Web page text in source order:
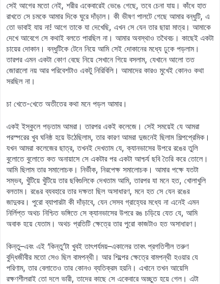
সেই আগের মতো নেই, শরীর একেবারেই ভেঙে গেছে, তবে চেনা যায়। কাঁধে হাত
রাখতে সে চমকে আমার দিকে ঘুরে দাঁড়াল। কী ভীষণ পালটে গেছে আমার বন্ধুটি, এ
তো ভাবাই যায় না! আগে তাকে যা দেখেছি, এখন সে যেন তার ছায়া মাত্র। আমাকে
দেখে আবেগে সে কথাই বলতে পারছিল না। আমার অবস্থাও তথৈবচ। কাছেই একটা
চায়ের দোকান। বন্ধুটিকে টেনে নিয়ে আমি সেই দোকানের মধ্যে ঢুকে পড়লাম।
তারপর এমন একটা কোণ বেছে নিয়ে সেখানে গিয়ে বসলাম, যেখানে আলো তত
জোরালো নয় আর পরিবেশটাও একটু নিরিবিলি। আমাদের কারও মুখেই কোনও কথা
সরছিল না।
চা খেতে-খেতে অতীতের কথা মনে পড়ল আমার।
একই ইস্কুলে পড়তাম আমরা। তারপর একই কলেজে। সেই সময়েই যে আমরা
পরস্পরের খুব ঘনিষ্ঠ হয়ে উঠেছিলাম, তার কারণ আমরা দুজনেই ছিলাম শিল্পপ্রেমিক।
যখন আমরা কলেজের ছাত্র, তখনই দেখতাম যে, ক্যানভাসের উপরে রঙের তুলি
বুলোতে বুলোতে কত অনায়াসে সে একটার পর একটা আশ্চর্য ছবি তৈরি করে তোলে।
আমি ছিলাম তার সমালোচক। নির্ভীক, নিরপেক্ষ সমালোচক। আমার পক্ষে যতটা
সম্ভব, খুঁটিয়ে খুঁটিয়ে তার ছবিগুলিকে দেখতাম আমি, তারপর যা মনে হত, খোলাখুলি
বলতাম। রঙের ব্যবহারে তার দক্ষতা ছিল অসাধারণ, মনে হত সে যেন রঙের
জাদুকর। পুরো ব্যাপারটা কী দাঁড়াবে, যেন সেসব গ্রাহ্যের মধ্যে না এনেই এমন
নির্লিপ্ত অথচ নিশ্চিত ভঙ্গিতে সে ক্যানভাসের উপরে রঙ চড়িয়ে যেত যে, আমি
অবাক হয়ে যেতাম। অথচ প্রতিটি ক্ষেত্রে তার পুরো কাজটাও হত অসাধারণ।
কিন্তু–এবং এই ‘কিন্তু’টা খুবই তাৎপর্যময়–একালের তাবৎ প্রগতিশীল তরুণ
বুদ্ধিজীবীর মতো সেও ছিল বামপন্থী। আর শিল্পের ক্ষেত্রে বামপন্থী হওয়ার যে
পরিণাম, তার বেলাতেও তার কোনও ব্যতিক্রম হয়নি। এখানে তখন আয়েসি
রক্ষণশীলরাই তো দলে ভারী, তাদের কাছে সে একেবারে অচ্ছুত হয়ে গেল। এটা